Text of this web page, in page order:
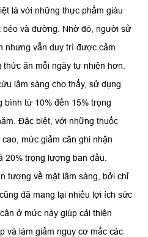
là với những thực phẩm giàu
và đường. Nhờ đó, người sử
nhưng vẫn duy trì được cảm
ăn mỗi ngày tự nhiên hơn.
lâm sàng cho thấy, sử dụng
bình từ 10% đến 15% trọng
Đặc biệt, với những thuốc
mức giảm cân ghi nhận
trọng lượng ban đầu.
tượng về mặt lâm sàng, bởi chỉ
đã mang lại nhiều lợi ích sức
ở mức này giúp cải thiện
và làm giảm nguy cơ mắc các